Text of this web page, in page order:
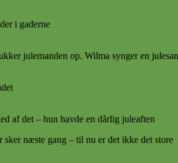
i gaderne
julemanden op. Wilma synger en
af det – hun havde en dårlig juleaften
sker næste gang – til nu er det ikke det store